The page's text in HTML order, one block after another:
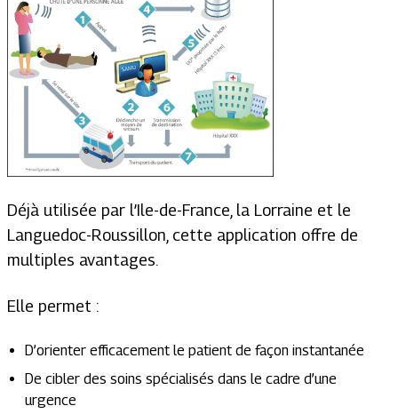
Déjà utilisée par l’Ile-de-France, la Lorraine et le
Languedoc-Roussillon, cette application offre de
multiples avantages.
Elle permet :
D’orienter efficacement le patient de façon instantanée
De cibler des soins spécialisés dans le cadre d’une
urgence